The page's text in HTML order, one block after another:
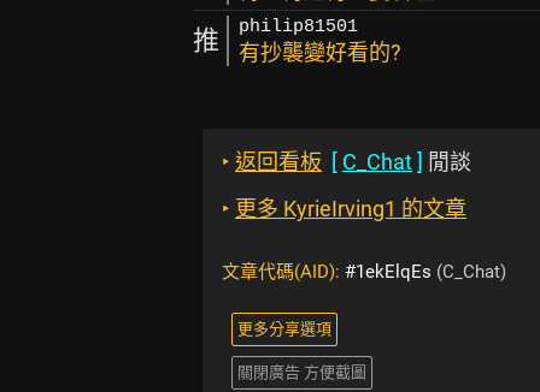
推 philip81501
有抄襲變好看的?
‣ 返回看板 [ C_Chat] 閒談
‣ 更多 KyrieIrving1 的文章
文章代碼(AID): #1ekElqEs (C_Chat)
更多分享選項
關閉廣告 方便截圖